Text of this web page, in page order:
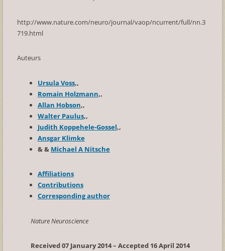
http://www.nature.com/neuro/journal/vaop/ncurrent/full/nn.3
719.html
Auteurs
Ursula Voss,,
Romain Holzmann,,
Allan Hobson,,
Walter Paulus,,
Judith Koppehele-Gossel,,
Ansgar Klimke
& & Michael A Nitsche
Affiliations
Contributions
Corresponding author
Nature Neuroscience
Received 07 January 2014 – Accepted 16 April 2014